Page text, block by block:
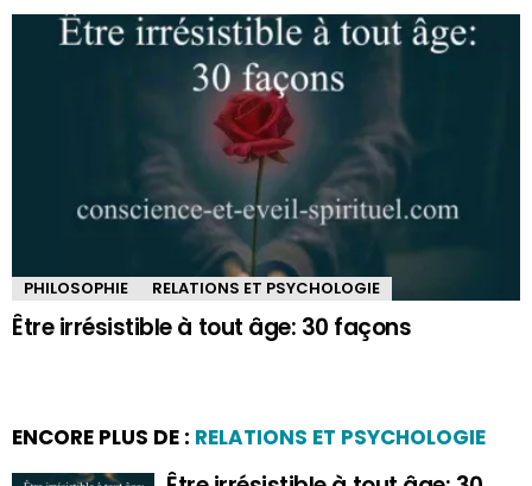
PHILOSOPHIE RELATIONS ET PSYCHOLOGIE
Être irrésistible à tout âge: 30 façons
ENCORE PLUS DE : RELATIONS ET PSYCHOLOGIE